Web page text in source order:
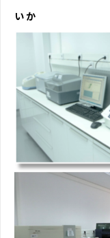
いか